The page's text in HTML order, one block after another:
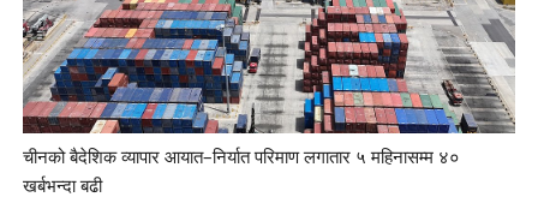
चीनको बैदेशिक व्यापार आयात–निर्यात परिमाण लगातार ५ महिनासम्म ४०
खर्बभन्दा बढी